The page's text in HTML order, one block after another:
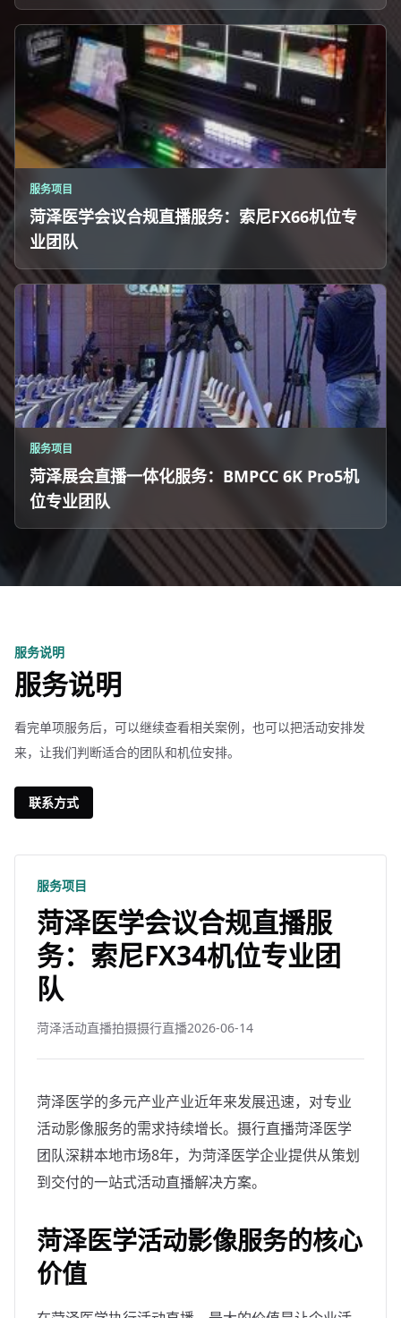
服务项目
菏泽医学会议合规直播服务：索尼FX66机位专
业团队
服务项目
菏泽展会直播一体化服务：BMPCC 6K Pro5机
位专业团队
服务说明
服务说明
看完单项服务后，可以继续查看相关案例，也可以把活动安排发
来，让我们判断适合的团队和机位安排。
联系方式
服务项目
菏泽医学会议合规直播服
务：索尼FX34机位专业团
队
菏泽活动直播拍摄摄行直播2026-06-14
菏泽医学的多元产业产业近年来发展迅速，对专业
活动影像服务的需求持续增长。摄行直播菏泽医学
团队深耕本地市场8年，为菏泽医学企业提供从策划
到交付的一站式活动直播解决方案。
菏泽医学活动影像服务的核心
价值